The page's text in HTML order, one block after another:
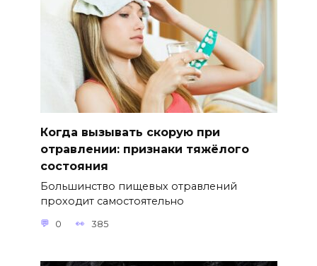
Когда вызывать скорую при
отравлении: признаки тяжёлого
состояния
Большинство пищевых отравлений
проходит самостоятельно
0 385